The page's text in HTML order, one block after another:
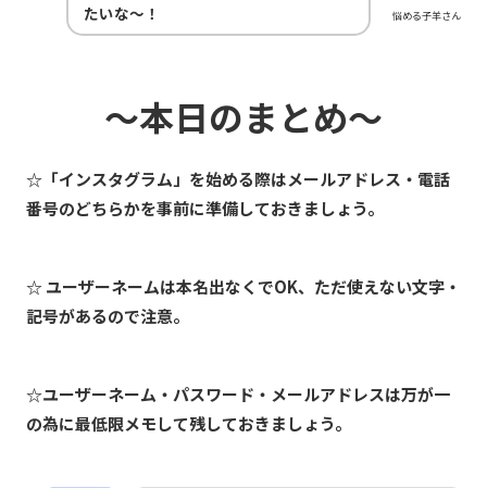
悩める子羊さん
たいな～！
～本日のまとめ～
☆「インスタグラム」を始める際はメールアドレス・電話
番号のどちらかを事前に準備しておきましょう。
☆ ユーザーネームは本名出なくでOK、ただ使えない文字・
記号があるので注意。
☆ユーザーネーム・パスワード・メールアドレスは万が一
の為に最低限メモして残しておきましょう。